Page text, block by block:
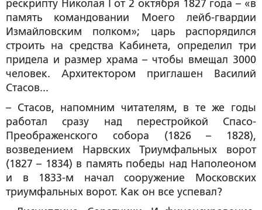
рескрипту Николая I от 2 октября 1827 года – «в
память командовании Моего лейб-гвардии
Измайловским полком»; царь распорядился
строить на средства Кабинета, определил три
придела и размер храма – чтобы вмещал 3000
человек. Архитектором приглашен Василий
Стасов...
– Стасов, напомним читателям, в те же годы
работал сразу над перестройкой Спасо-
Преображенского собора (1826 – 1828),
возведением Нарвских Триумфальных ворот
(1827 – 1834) в память победы над Наполеоном
и в 1833-м начал сооружение Московских
триумфальных ворот. Как он все успевал?